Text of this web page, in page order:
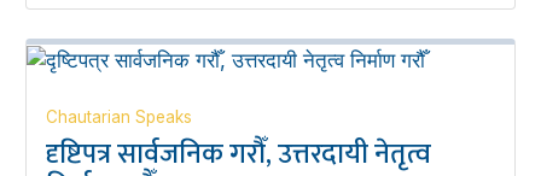
Chautarian Speaks
दृष्टिपत्र सार्वजनिक गरौँ, उत्तरदायी नेतृत्व